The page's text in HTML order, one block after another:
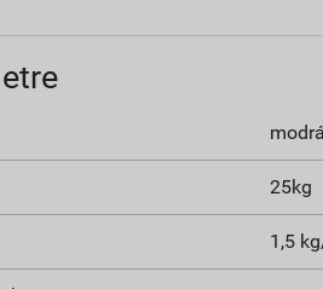
modrá
25kg
1,5